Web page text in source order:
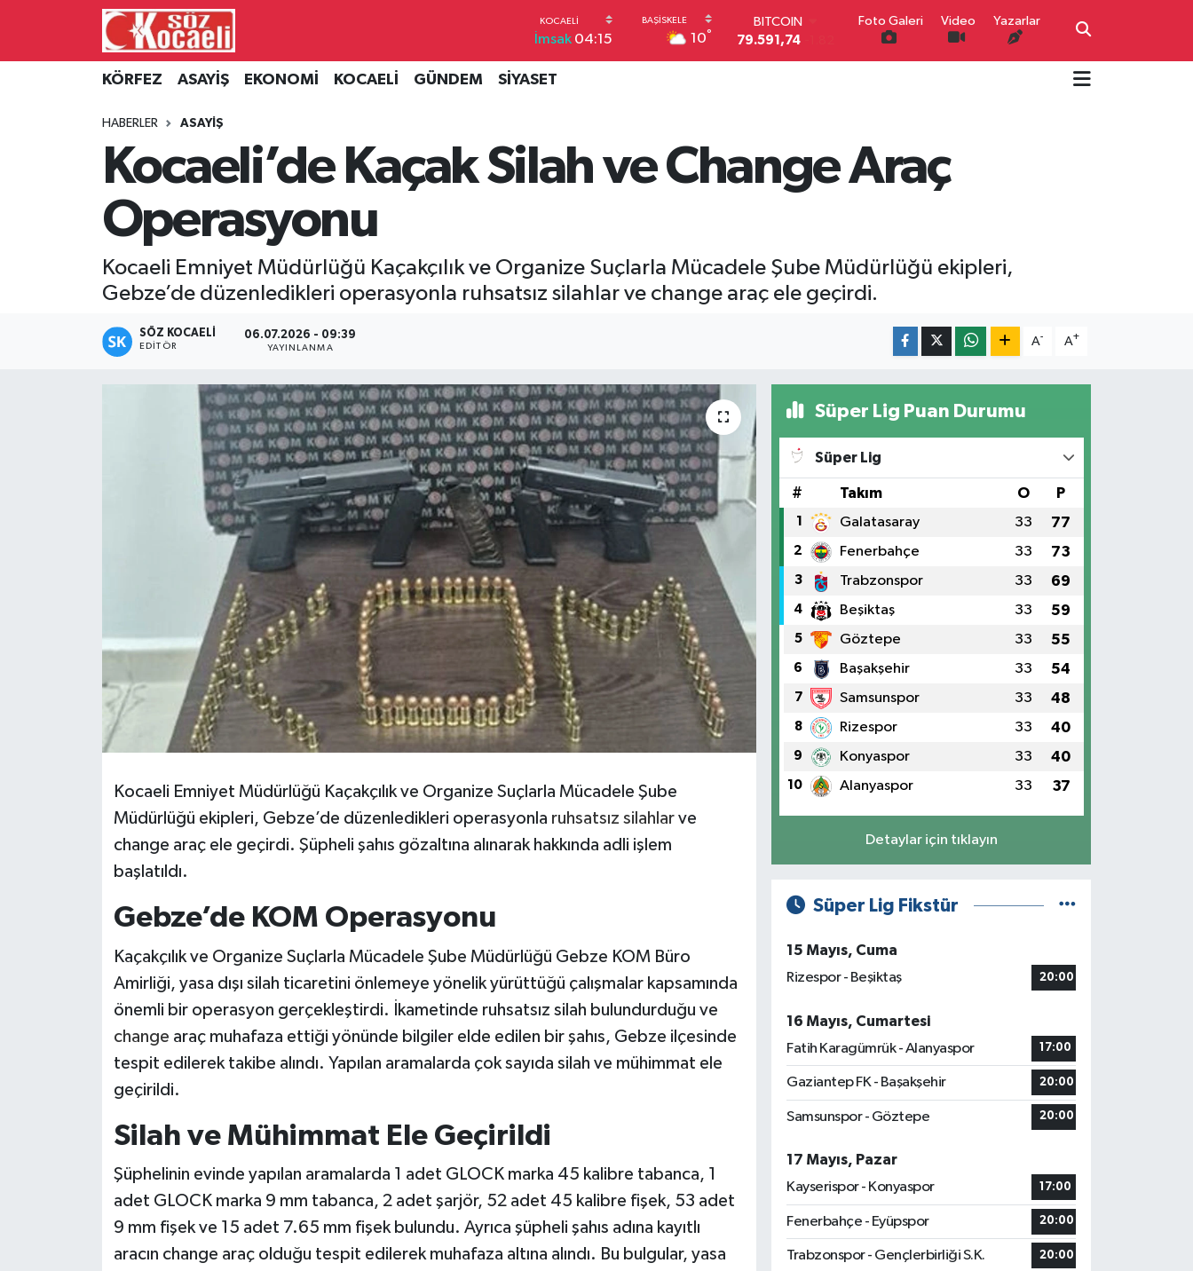
İmsak 04:15 10°
79.591,74
DOLAR
G.ALTIN
6862,09000 0.19
BİST100
Foto Galeri Video Yazarlar
KÖRFEZ ASAYİŞ EKONOMİ KOCAELİ GÜNDEM SİYASET
HABERLER ASAYİŞ
Kocaeli’de Kaçak Silah ve Change Araç
Operasyonu
Kocaeli Emniyet Müdürlüğü Kaçakçılık ve Organize Suçlarla Mücadele Şube Müdürlüğü ekipleri,
Gebze’de düzenledikleri operasyonla ruhsatsız silahlar ve change araç ele geçirdi.
SÖZ KOCAELI
EDITÖR
06.07.2026 - 09:39
YAYINLANMA
A- A+
Kocaeli Emniyet Müdürlüğü Kaçakçılık ve Organize Suçlarla Mücadele Şube
Müdürlüğü ekipleri, Gebze’de düzenledikleri operasyonla ruhsatsız silahlarve
change araç ele geçirdi. Şüpheli şahıs gözaltına alınarak hakkında adli işlem
başlatıldı.
Gebze’de KOM Operasyonu
Kaçakçılık ve Organize Suçlarla Mücadele Şube Müdürlüğü Gebze KOM Büro
Amirliği, yasa dışı silah ticaretini önlemeye yönelik yürüttüğü çalışmalar kapsamında
önemli bir operasyon gerçekleştirdi. İkametinde ruhsatsız silah bulundurduğu ve
change araç muhafaza ettiği yönünde bilgiler elde edilen bir şahıs, Gebze ilçesinde
tespit edilerek takibe alındı. Yapılan aramalarda çok sayıda silah ve mühimmat ele
geçirildi.
Silah ve Mühimmat Ele Geçirildi
Şüphelinin evinde yapılan aramalarda 1 adet GLOCK marka 45 kalibre tabanca, 1
adet GLOCK marka 9 mm tabanca, 2 adet şarjör, 52 adet 45 kalibre fişek, 53 adet
9 mm fişek ve 15 adet 7.65 mm fişek bulundu. Ayrıca şüpheli şahıs adına kayıtlı
aracın change araç olduğu tespit edilerek muhafaza altına alındı. Bu bulgular, yasa
Süper Lig Puan Durumu
Süper Lig
# Takım O P
1 Galatasaray 33 77
2 Fenerbahçe 33 73
3 Trabzonspor 33 69
4 Beşiktaş 33 59
5 Göztepe 33 55
6 Başakşehir 33 54
7 Samsunspor 33 48
8 Rizespor 33 40
9 Konyaspor 33 40
10 Alanyaspor 33 37
Detaylar için tıklayın
Süper Lig Fikstür
15 Mayıs, Cuma
Rizespor - Beşiktaş
20:00
16 Mayıs, Cumartesi
Fatih Karagümrük - Alanyaspor
17:00
Gaziantep FK - Başakşehir 20:00
Samsunspor - Göztepe 20:00
17 Mayıs, Pazar
Kayserispor - Konyaspor
17:00
Fenerbahçe - Eyüpspor 20:00
Trabzonspor - Gençlerbirliği S.K. 20:00
Kocaeli Nöbetçi Eczaneler
Kocaeli Namaz Vakitleri
Kocaeli Trafik Yoğunluk Haritası
Süper Lig Puan Durumu ve Fikstür
Tüm Manşetler
Son Dakika Haberleri